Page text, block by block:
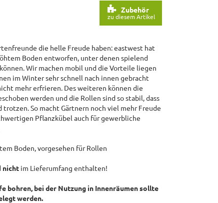
Zubehör
zu diesem Artikel
die helle Freude haben: eastwest hat
Boden entworfen, unter denen spielend
Wir machen mobil und die Vorteile liegen
im Winter sehr schnell nach innen gebracht
mehr erfrieren. Des weiteren können die
werden und die Rollen sind so stabil, dass
So macht Gärtnern noch viel mehr Freude
Pflanzkübel auch für gewerbliche
Boden, vorgesehen für Rollen
nicht im Lieferumfang enthalten!
bohren, bei der Nutzung in Innenräumen sollte
werden.